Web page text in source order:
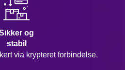
og
stabil
via krypteret forbindelse.